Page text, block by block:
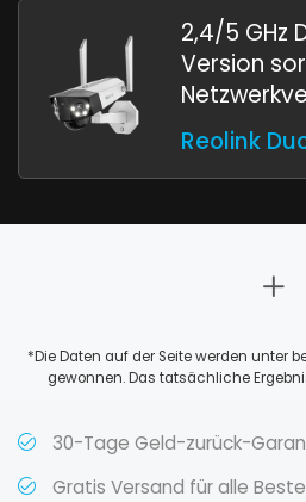
2,4/5 GHz
Version
Reolink
*Die Daten auf der Seite werden unter
gewonnen. Das tatsächliche
30-Tage Geld-zurück-
Gratis Versand für alle